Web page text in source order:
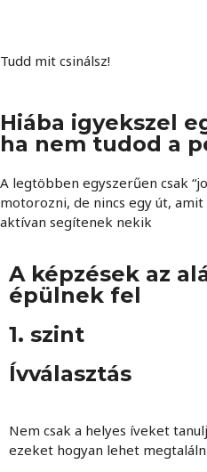
Tudd mit csinálsz!
Hiába igyekszel
ha nem tudod a
A legtöbben egyszerűen csak
motorozni, de nincs egy út,
aktívan segítenek nekik
A képzések az
épülnek fel
1. szint
Ívválasztás
Nem csak a helyes íveket
ezeket hogyan lehet